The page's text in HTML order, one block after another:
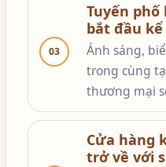
03
Tuyến
bắt đầu
Ánh sáng,
trong cùng
thương mại
Cửa hàng
trở về với